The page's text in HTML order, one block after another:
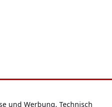
und Werbung. Technisch